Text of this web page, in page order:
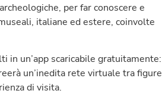
per far conoscere e
italiane ed estere, coinvolte
un’app scaricabile gratuitamente:
un’inedita rete virtuale tra figure
di visita.